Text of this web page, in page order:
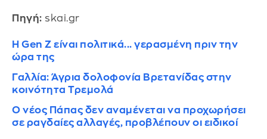
Πηγή: skai.gr
H Gen Z είναι πολιτικά... γερασμένη πριν την
ώρα της
Γαλλία: Άγρια δολοφονία Βρετανίδας στην
κοινότητα Τρεμολά
Ο νέος Πάπας δεν αναμένεται να προχωρήσει
σε ραγδαίες αλλαγές, προβλέπουν οι ειδικοί